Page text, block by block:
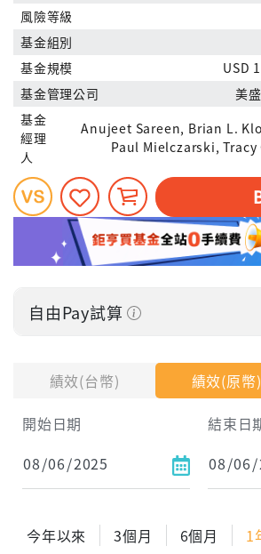
績效(台幣) 績效(原幣)
開始日期
結束日
今年以來 3個月 6個月 1
風險等級
基金組別
基金規模
USD
基金管理公司
美
基金
經理
人
Anujeet Sareen, Brian L.
Paul Mielczarski,
自由Pay試算
每月Pay出方式
依金額